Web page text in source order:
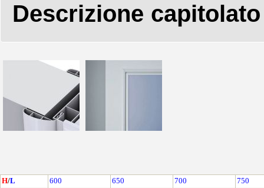
Descrizione capitolato
H/L 600 650 700
750